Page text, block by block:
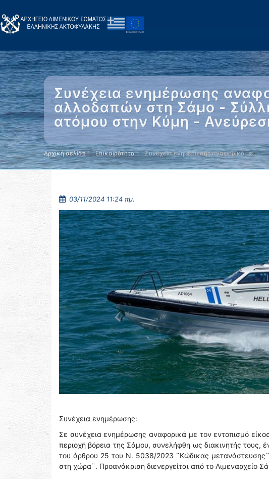
Συνέχεια ενημέρωσης
αλλοδαπών στη Σάμο -
ατόμου στην Κύμη -
Αρχική σελίδα Επικαιρότητα Συνέχεια ενημέρωσης αναφορικά με …
03/11/2024 11:24 πμ.
Συνέχεια ενημέρωσης:
Σε συνέχεια ενημέρωσης αναφορικά με τον εντοπισμό
περιοχή βόρεια της Σάμου, συνελήφθη ως διακινητής
του άρθρου 25 του Ν. 5038/2023 ¨Κώδικας
στη χώρα¨. Προανάκριση διενεργείται από το Λιμεναρχείο